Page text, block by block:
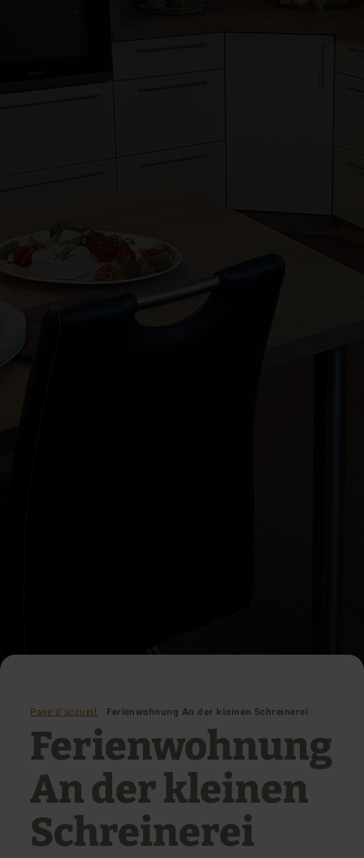
Page d'accueil Ferienwohnung An der kleinen Schreinerei
Ferienwohnung
An der kleinen
Schreinerei